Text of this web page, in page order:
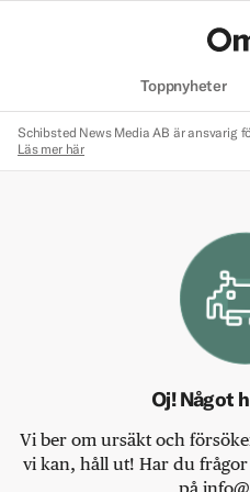
Toppnyheter
Schibsted News Media AB är ansvarig
Läs mer här
Oj! Något
Vi ber om ursäkt och
vi kan, håll ut! Har du